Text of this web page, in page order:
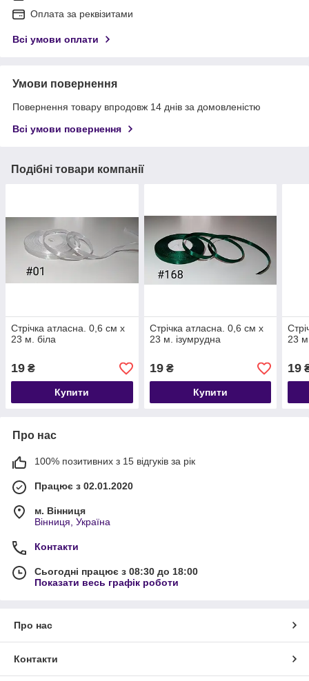
Оплата за реквізитами
Всі умови оплати
Умови повернення
Повернення товару впродовж 14 днів за домовленістю
Всі умови повернення
Подібні товари компанії
Стрічка атласна. 0,6 см х
23 м. біла
19 ₴
Купити
Стрічка атласна. 0,6 см х
23 м. ізумрудна
19₴
Купити
23
19
Про нас
100% позитивних з 15 відгуків за рік
Працює з 02.01.2020
м. Вінниця
Вінниця, Україна
Контакти
Сьогодні працює з 08:30 до 18:00
Показати весь графік роботи
Про нас
Контакти